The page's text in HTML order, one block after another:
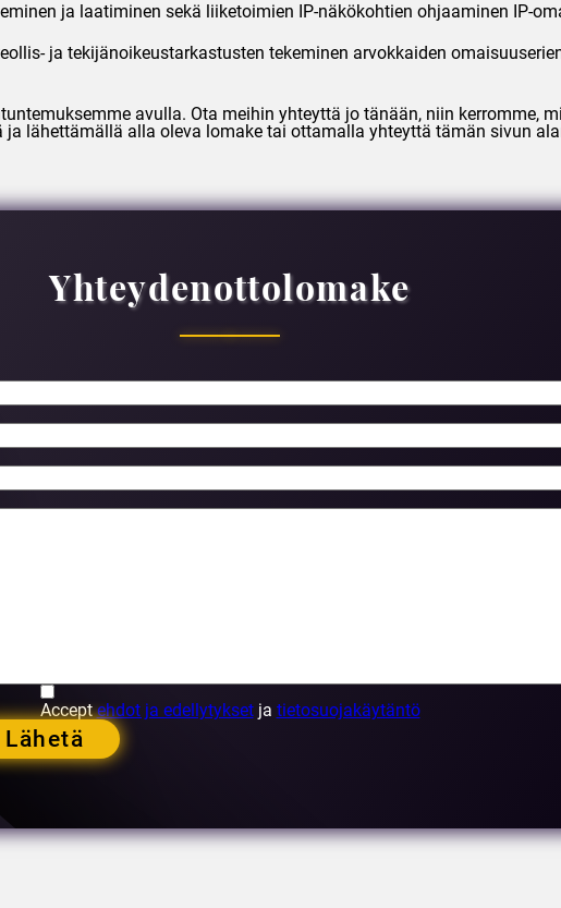
ja laatiminen sekä liiketoimien IP-näkökohtien ohjaaminen IP-
ja tekijänoikeustarkastusten tekeminen arvokkaiden
avulla. Ota meihin yhteyttä jo tänään, niin kerromme,
lähettämällä alla oleva lomake tai ottamalla yhteyttä tämän sivun
Yhteydenottolomake
Acceptehdot ja edellytyksetja tietosuojakäytäntö
Lähetä